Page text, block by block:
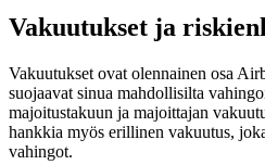
Vakuutukset ja
Vakuutukset ovat olennainen osa
suojaavat sinua mahdollisilta
majoitustakuun ja majoittajan
hankkia myös erillinen vakuutus,
vahingot.